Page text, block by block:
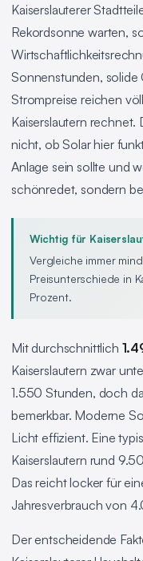
Kaiserslauterer
Rekordsonne warten,
Sonnenstunden, solide
Strompreise reichen
Kaiserslautern rechnet.
nicht, ob Solar hier
Anlage sein sollte und
schönredet, sondern
Wichtig für
Vergleiche immer
Preisunterschiede in
Prozent.
Mit durchschnittlich
Kaiserslautern zwar
1.550 Stunden, doch
bemerkbar. Moderne
Licht effizient. Eine
Kaiserslautern rund
Das reicht locker für
Jahresverbrauch von
Der entscheidende